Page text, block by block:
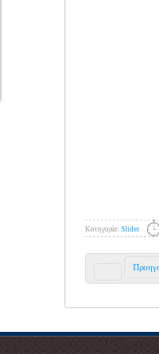
Κατηγορία: Slider